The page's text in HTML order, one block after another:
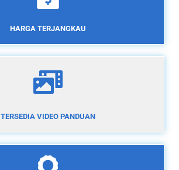
HARGA TERJANGKAU
TERSEDIA VIDEO PANDUAN